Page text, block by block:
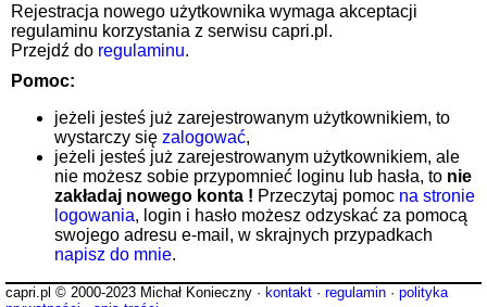
Rejestracja nowego użytkownika wymaga akceptacji
regulaminu korzystania z serwisu capri.pl.
Przejdź do regulaminu.
Pomoc:
jeżeli jesteś już zarejestrowanym użytkownikiem, to
wystarczy się zalogować,
jeżeli jesteś już zarejestrowanym użytkownikiem, ale
nie możesz sobie przypomnieć loginu lub hasła, to nie
zakładaj nowego konta ! Przeczytaj pomoc na stronie
logowania, login i hasło możesz odzyskać za pomocą
swojego adresu e-mail, w skrajnych przypadkach
napisz do mnie.
capri.pl © 2000-2023 Michał Konieczny · kontakt · regulamin · polityka